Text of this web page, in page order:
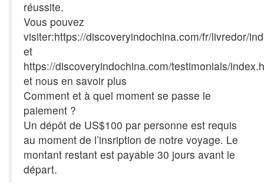
réussite.
Vous pouvez
visiter:https://discoveryindochina.com/fr/livredor/
et
https://discoveryindochina.com/testimonials/
et nous en savoir plus
Comment et à quel moment se passe le
paiement ?
Un dépôt de US$100 par personne est requis
au moment de l’insription de notre voyage. Le
montant restant est payable 30 jours avant le
départ.